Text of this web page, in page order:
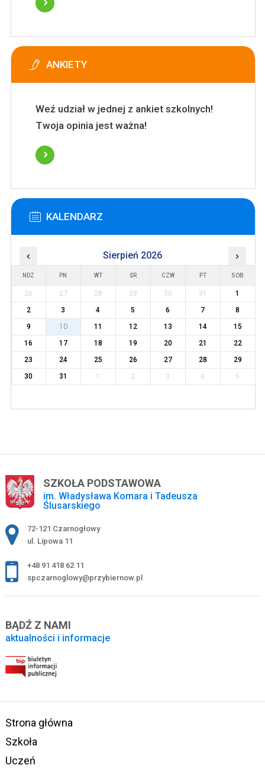
ANKIETY
Weź udział w jednej z ankiet szkolnych!
Twoja opinia jest ważna!
KALENDARZ
‹ Sierpień 2026 ›
NDZ PN WT ŚR CZW PT SOB
26 27 28 29 30 31
1
2
3 4 5 6 7
8
9
10 11 12 13 14
15
16
17 18 19 20 21
22
23
24 25 26 27 28
29
30
31 1 2 3 4 5
SZKOŁA PODSTAWOWA
im. Władysława Komara i Tadeusza
Ślusarskiego
Adres pocztowy:
72-121 Czarnogłowy
ul. Lipowa 11
+48 91 418 62 11
spczarnoglowy@przybiernow.pl
BĄDŹ Z NAMI
aktualności i informacje
Strona główna
Szkoła
Uczeń